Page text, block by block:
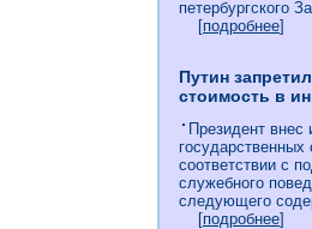
петербургского
[подробнее]
Путин
стоимость в
Президент
соответствии с
служебного
следующего
[подробнее]